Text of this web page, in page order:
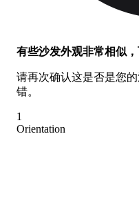
有些沙发外观非常相似，
请再次确认这是否是您
错。
1
Orientation